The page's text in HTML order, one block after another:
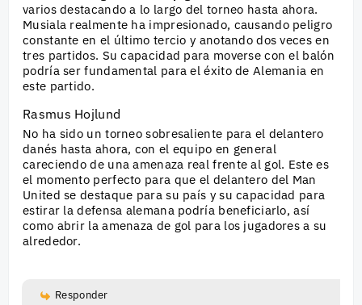
varios destacando a lo largo del torneo hasta ahora.
Musiala realmente ha impresionado, causando peligro
constante en el último tercio y anotando dos veces en
tres partidos. Su capacidad para moverse con el balón
podría ser fundamental para el éxito de Alemania en
este partido.
Rasmus Hojlund
No ha sido un torneo sobresaliente para el delantero
danés hasta ahora, con el equipo en general
careciendo de una amenaza real frente al gol. Este es
el momento perfecto para que el delantero del Man
United se destaque para su país y su capacidad para
estirar la defensa alemana podría beneficiarlo, así
como abrir la amenaza de gol para los jugadores a su
alrededor.
Responder